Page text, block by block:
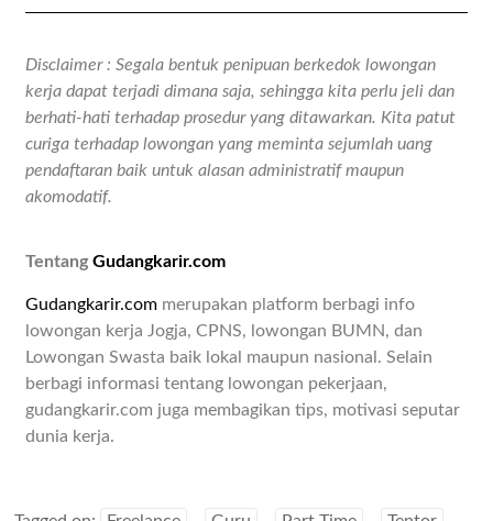
Disclaimer : Segala bentuk penipuan berkedok lowongan
kerja dapat terjadi dimana saja, sehingga kita perlu jeli dan
berhati-hati terhadap prosedur yang ditawarkan. Kita patut
curiga terhadap lowongan yang meminta sejumlah uang
pendaftaran baik untuk alasan administratif maupun
akomodatif.
TentangGudangkarir.com
Gudangkarir.com merupakan platform berbagi info
lowongan kerja Jogja, CPNS, lowongan BUMN, dan
Lowongan Swasta baik lokal maupun nasional. Selain
berbagi informasi tentang lowongan pekerjaan,
gudangkarir.com juga membagikan tips, motivasi seputar
dunia kerja.